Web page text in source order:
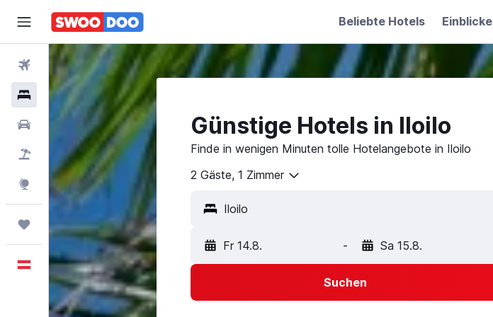
Beliebte Hotels Einblicke
Flüge
Hotels
Mietwagen
Pauschalreisen
Explore
Trips
Deutsch
Günstige Hotels in Iloilo
Finde in wenigen Minuten tolle Hotelangebote in Iloilo
2 Gäste, 1 Zimmer
Fr 14.8. - Sa 15.8.
Suchen